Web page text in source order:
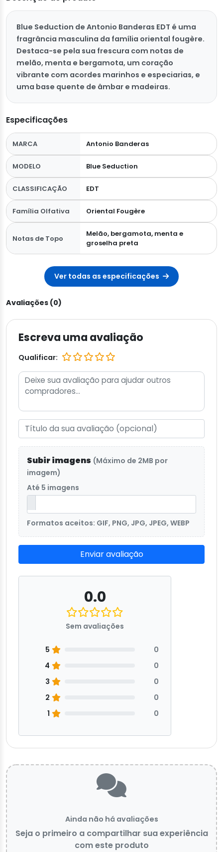
Blue Seduction de Antonio Banderas EDT é uma
fragrância masculina da família oriental fougère.
Destaca-se pela sua frescura com notas de
melão, menta e bergamota, um coração
vibrante com acordes marinhos e especiarias, e
uma base quente de âmbar e madeiras.
Especificações
MARCA Antonio Banderas
MODELO Blue Seduction
CLASSIFICAÇÃO EDT
Família Olfativa Oriental Fougère
Notas de Topo
Melão, bergamota, menta e
groselha preta
Ver todas as especificações
Avaliações (0)
Escreva uma avaliação
Qualificar:
Subir imagens (Máximo de 2MB por
imagem)
Até 5 imagens
Formatos aceitos: GIF, PNG, JPG, JPEG, WEBP
Enviar avaliação
0.0
Sem avaliações
5
0
4
0
3
0
2
0
1
0
Ainda não há avaliações
Seja o primeiro a compartilhar sua experiência
com este produto